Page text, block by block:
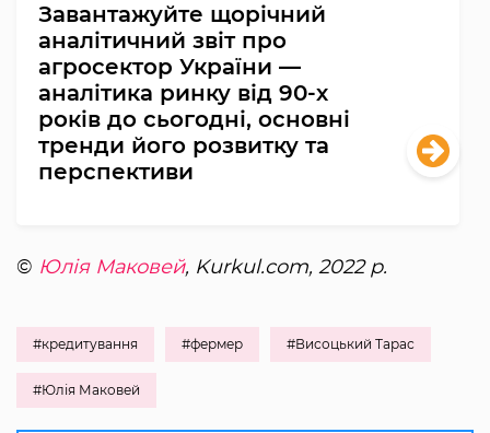
Завантажуйте щорічний
аналітичний звіт про
агросектор України —
аналітика ринку від 90-х
років до сьогодні, основні
тренди його розвитку та
перспективи
© Юлія Маковей, Kurkul.com, 2022 р.
#кредитування #фермер #Висоцький Тарас
#Юлія Маковей